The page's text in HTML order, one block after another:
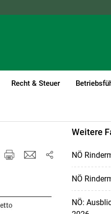
Recht & Steuer
Weitere
NÖ
NÖ
NÖ: